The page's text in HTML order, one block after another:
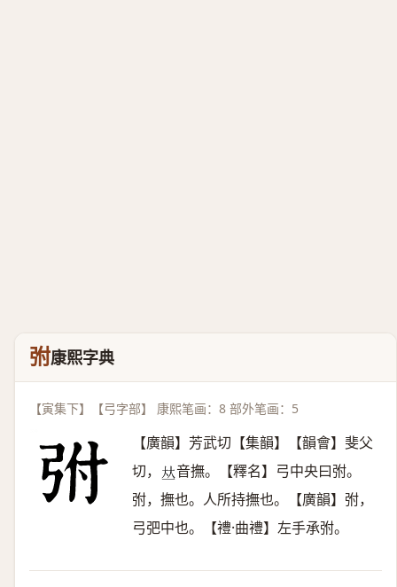
弣康熙字典
【寅集下】【弓字部】 康熙笔画：8 部外笔画：5
【廣韻】芳武切【集韻】【韻會】斐父
切， 𠀤音撫。【釋名】弓中央曰弣。
弣，撫也。人所持撫也。【廣韻】弣，
弓弝中也。【禮·曲禮】左手承弣。